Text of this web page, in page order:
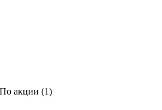
По акции (1)